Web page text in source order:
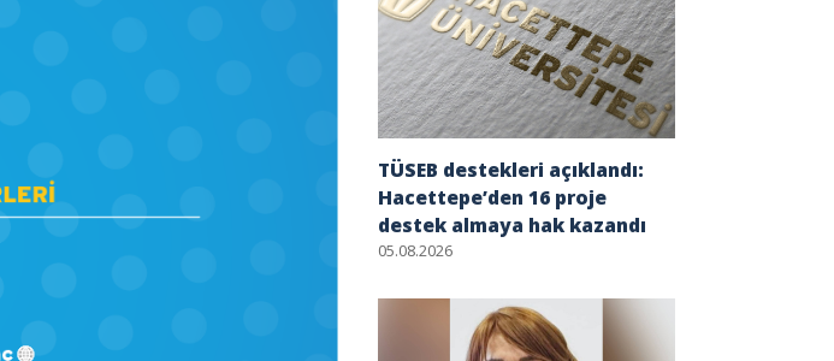
TÜSEB destekleri açıklandı:
Hacettepe’den 16 proje
destek almaya hak kazandı
05.08.2026